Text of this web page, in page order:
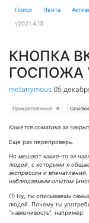
Поиск Лента
v2021.4.13
КНОПКА
ГОСПОЖА
metanymous 05
Прикреплённые 0 Ссылки
Кажется соматика ээ
Еще раз перепроверь.
Но мешают какие-то ээ
людей, с которыми я
экспрессии и
наблюдаемым опытом
(1) Ну, ты описываешь
людей. Почему ты
"навязчивость", например: